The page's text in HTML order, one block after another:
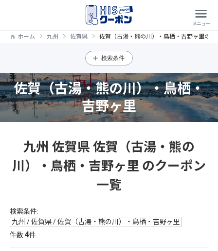
ホーム 九州 佐賀県 佐賀（古湯・熊の川）・鳥栖・吉野ヶ里のク
検索条件
佐賀（古湯・熊の川）・鳥栖・
吉野ヶ里
九州 佐賀県 佐賀（古湯・熊の
川）・鳥栖・吉野ヶ里 のクーポン
一覧
検索条件:
九州 / 佐賀県 / 佐賀（古湯・熊の川）・鳥栖・吉野ヶ里
件数:4件